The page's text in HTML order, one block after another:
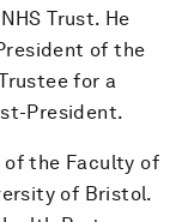
Trust. He
of the
for a
President.
of the Faculty of
of Bristol.